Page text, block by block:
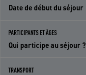
Date de début du séjour
PARTICIPANTS ET ÂGES
Qui participe au séjour ?
TRANSPORT